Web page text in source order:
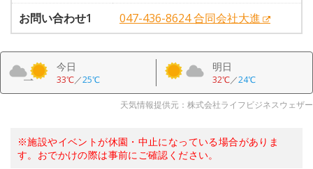
お問い合わせ1
047-436-8624 合同会社大進
今日
33℃／25℃
明日
32℃／24℃
天気情報提供元：株式会社ライフビジネスウェザー
※施設やイベントが休園・中止になっている場合がありま
す。おでかけの際は事前にご確認ください。